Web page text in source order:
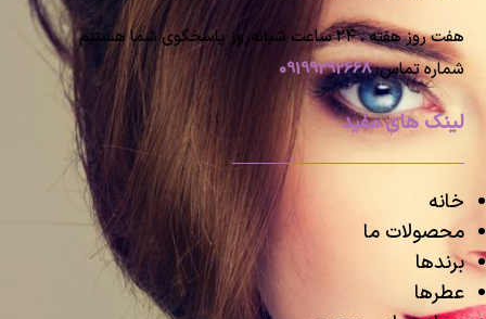
هفت روز هفته ، ۲۴ ساعت شبانه‌روز پاسخگوی شما هستیم
شماره تماس:09199292668
لینک های مفید
خانه
محصولات ما
برندها
عطرها